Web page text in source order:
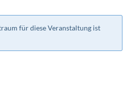
für diese Veranstaltung ist